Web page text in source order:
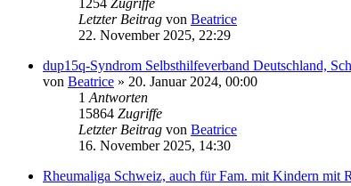
1254 Zugriffe
Letzter Beitrag von Beatrice
22. November 2025, 22:29
dup15q-Syndrom Selbsthilfeverband Deutschland,
von Beatrice » 20. Januar 2024, 00:00
1 Antworten
15864 Zugriffe
Letzter Beitrag von Beatrice
16. November 2025, 14:30
Rheumaliga Schweiz, auch für Fam. mit Kindern mit